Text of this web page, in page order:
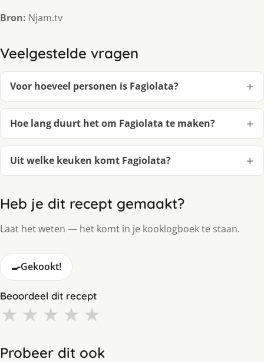
Bron: Njam.tv
Veelgestelde vragen
Voor hoeveel personen is Fagiolata?
Hoe lang duurt het om Fagiolata te maken?
Uit welke keuken komt Fagiolata?
Heb je dit recept gemaakt?
Laat het weten — het komt in je kooklogboek te staan.
🍳Gekookt!
Beoordeel dit recept
★ ★ ★ ★ ★
Probeer dit ook